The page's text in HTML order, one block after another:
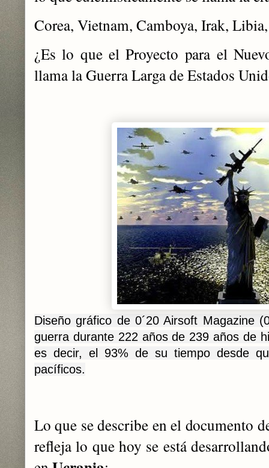
Corea, Vietnam, Camboya, Irak,
¿Es lo que el Proyecto para el
llama la Guerra Larga de Estados
Diseño gráfico de 0´20 Airsoft Magazine
guerra durante 222 años de 239 años de
es decir, el 93% de su tiempo desde
pacíficos.
Lo que se describe en el documento
refleja lo que hoy se está